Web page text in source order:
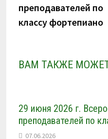
преподавателей по
классу фортепиано
ВАМ ТАКЖЕ
29 июня 2026 г.
преподавателей по
07.06.2026